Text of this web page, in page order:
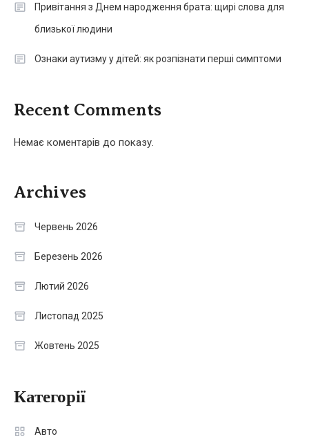
Привітання з Днем народження брата: щирі слова для
близької людини
Ознаки аутизму у дітей: як розпізнати перші симптоми
Recent Comments
Немає коментарів до показу.
Archives
Червень 2026
Березень 2026
Лютий 2026
Листопад 2025
Жовтень 2025
Категорії
Авто